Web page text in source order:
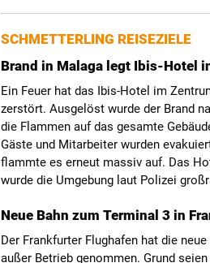
SCHMETTERLING REISEZIELE
Brand in Malaga legt Ibis-Hotel
Ein Feuer hat das Ibis-Hotel im
zerstört. Ausgelöst wurde der Brand
die Flammen auf das gesamte
Gäste und Mitarbeiter wurden
flammte es erneut massiv auf. Das
wurde die Umgebung laut Polizei
Neue Bahn zum Terminal 3 in
Der Frankfurter Flughafen hat die
außer Betrieb genommen. Grund